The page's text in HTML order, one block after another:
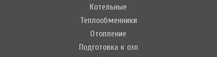
Котельные
Теплообменники
Отопление
Подготовка к озп